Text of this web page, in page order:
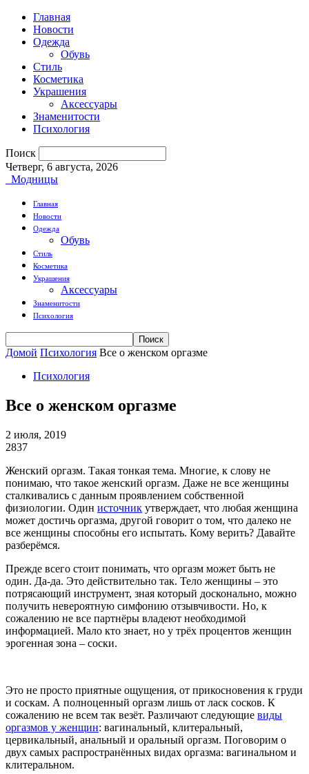
Главная
Новости
Одежда
Обувь
Стиль
Косметика
Украшения
Аксессуары
Знаменитости
Психология
Поиск
Четверг, 6 августа, 2026
Модницы
Главная
Новости
Одежда
Обувь
Стиль
Косметика
Украшения
Аксессуары
Знаменитости
Психология
Домой Психология Все о женском оргазме
Психология
Все о женском оргазме
2 июля, 2019
2837
Женский оргазм. Такая тонкая тема. Многие, к слову не
понимаю, что такое женский оргазм. Даже не все женщины
сталкивались с данным проявлением собственной
физиологии. Один источник утверждает, что любая женщина
может достичь оргазма, другой говорит о том, что далеко не
все женщины способны его испытать. Кому верить? Давайте
разберёмся.
Прежде всего стоит понимать, что оргазм может быть не
один. Да-да. Это действительно так. Тело женщины – это
потрясающий инструмент, зная который досконально, можно
получить невероятную симфонию отзывчивости. Но, к
сожалению не все партнёры владеют необходимой
информацией. Мало кто знает, но у трёх процентов женщин
эрогенная зона – соски.
Это не просто приятные ощущения, от прикосновения к груди
и соскам. А полноценный оргазм лишь от ласк сосков. К
сожалению не всем так везёт. Различают следующие виды
оргазмов у женщин: вагинальный, клитеральный,
цервикальный, анальный и оральный оргазм. Поговорим о
двух самых распространённых видах оргазма: вагинальном и
клитеральном.